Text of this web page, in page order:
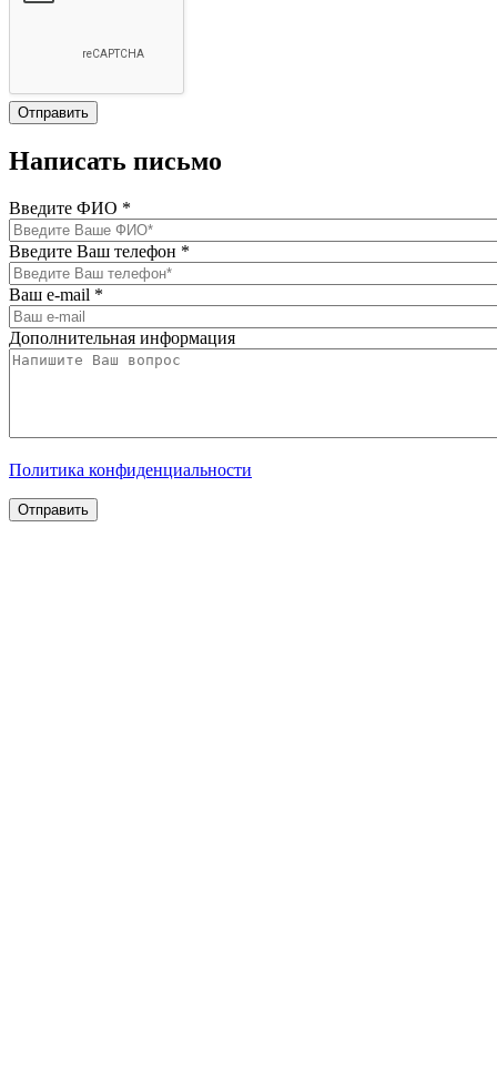
Написать письмо
Введите ФИО *
Введите Ваш телефон *
Ваш e-mail *
Дополнительная информация
Политика конфиденциальности